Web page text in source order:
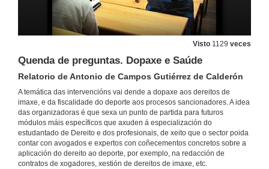
Visto 1129 veces
Quenda de preguntas. Dopaxe e Saúde
Relatorio de Antonio de Campos Gutiérrez de Calderón
A temática das intervencións vai dende a dopaxe aos dereitos de
imaxe, e da fiscalidade do deporte aos procesos sancionadores. A idea
das organizadoras é que sexa un punto de partida para futuros
módulos máis específicos que axuden á especialización do
estudantado de Dereito e dos profesionais, de xeito que o sector poida
contar con avogados e expertos con coñecementos concretos sobre a
aplicación do dereito ao deporte, por exemplo, na redacción de
contratos de xogadores, xestión de dereitos de imaxe, etc.
Intervención de D. Fernando Cabadas
Responsabilidade persoal e civil dos dirixentes deportivos e federativos
Debate e coloquio
11 de abr. de 2016
Intervención de Bernardino González Vázquez
21 de abr. de 2016